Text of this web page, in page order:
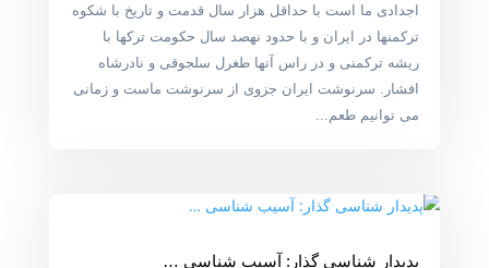
اجدادی ما است با حداقل هزار سال قدمت و تاریخ با شکوه
ترکمنها در ایران و با حدود نهصد سال حکومت ترکها با
ریشه ترکمنی و در راس آنها طغرل سلجوقی و نادرشاه
افشار. سرنوشت ایران جزوی از سرنوشت ماست و زمانی
می توانیم طعم...
پدیدار شناسی گذار: آسیب شناسی …